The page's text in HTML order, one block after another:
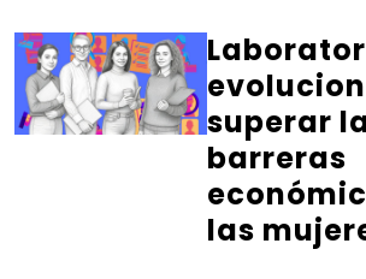
superar
barreras
las